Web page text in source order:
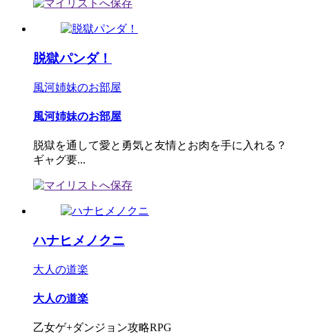
脱獄パンダ！
風河姉妹のお部屋
風河姉妹のお部屋
脱獄を通して愛と勇気と友情とお肉を手に入れる？
ギャグ要...
ハナヒメノクニ
大人の道楽
大人の道楽
乙女ゲ+ダンジョン攻略RPG